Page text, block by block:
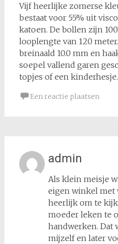
Vijf heerlijke zomerse
bestaat voor 55% uit
katoen. De bollen zijn
looplengte van 120
breinaald 10.0 mm en
soepel vallend garen
topjes of een kinderhesje.
Een reactie plaatsen
admin
Als klein meisje
eigen winkel met
heerlijk om te
moeder leken te
handwerken. Dat
mijzelf en later